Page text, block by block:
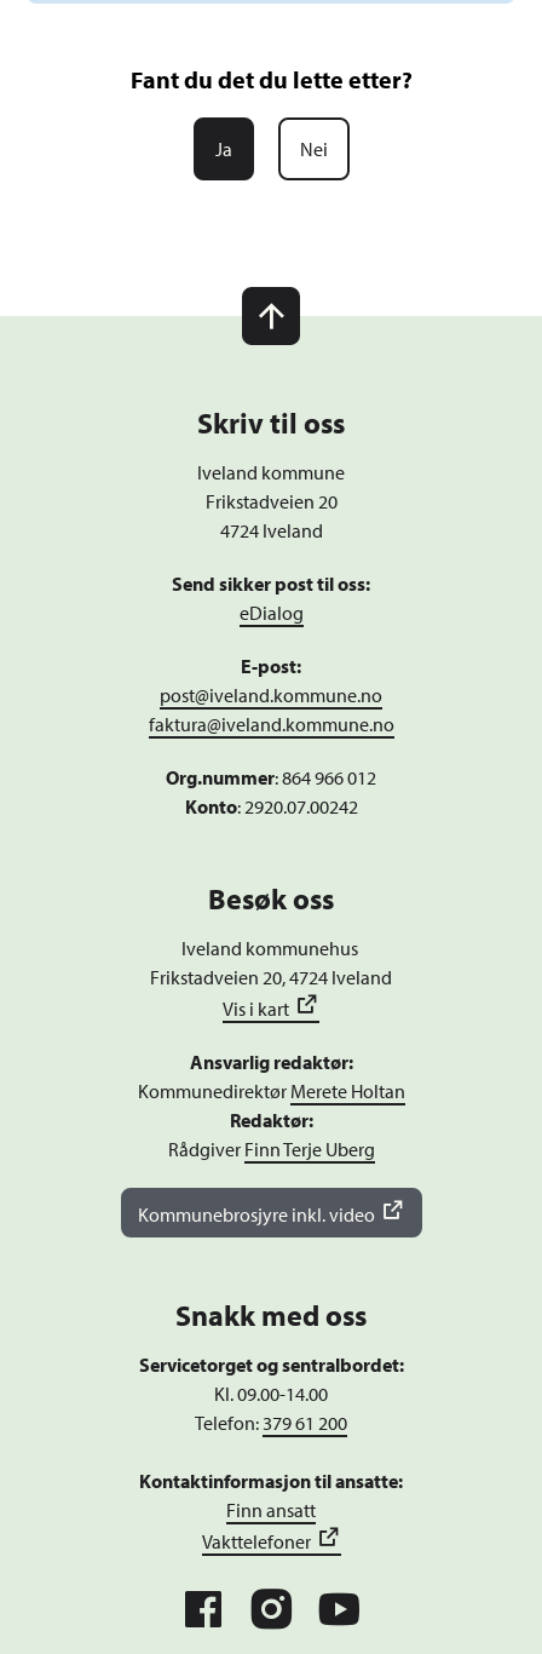
Fant du det du lette etter?
Ja Nei
Skriv til oss
Iveland kommune
Frikstadveien 20
4724 Iveland
Send sikker post til oss:
eDialog
E-post:
post@iveland.kommune.no
faktura@iveland.kommune.no
Org.nummer:864 966 012
Konto: 2920.07.00242
Besøk oss
Iveland kommunehus
Frikstadveien 20, 4724 Iveland
Vis i kart
Ansvarlig redaktør:
Kommunedirektør Merete Holtan
Redaktør:
Rådgiver Finn Terje Uberg
Kommunebrosjyre inkl. video
Snakk med oss
Servicetorget og sentralbordet:
Kl. 09.00-14.00
Telefon:379 61 200
Kontaktinformasjon til ansatte:
Finn ansatt
Vakttelefoner